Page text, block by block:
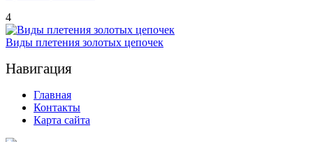
4
Виды плетения золотых цепочек
Навигация
Главная
Контакты
Карта сайта